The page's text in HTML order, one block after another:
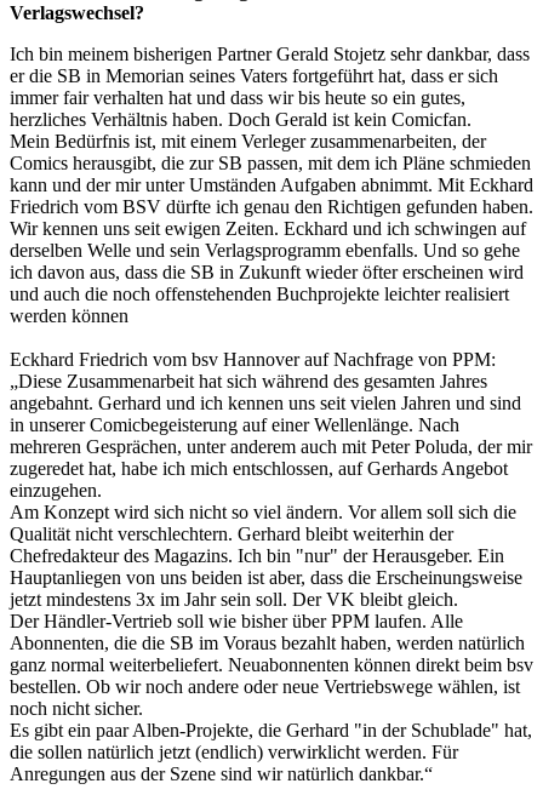
Verlagswechsel?
Ich bin meinem bisherigen Partner Gerald Stojetz sehr dankbar, dass
er die SB in Memorian seines Vaters fortgeführt hat, dass er sich
immer fair verhalten hat und dass wir bis heute so ein gutes,
herzliches Verhältnis haben. Doch Gerald ist kein Comicfan.
Mein Bedürfnis ist, mit einem Verleger zusammenarbeiten, der
Comics herausgibt, die zur SB passen, mit dem ich Pläne schmieden
kann und der mir unter Umständen Aufgaben abnimmt. Mit Eckhard
Friedrich vom BSV dürfte ich genau den Richtigen gefunden haben.
Wir kennen uns seit ewigen Zeiten. Eckhard und ich schwingen auf
derselben Welle und sein Verlagsprogramm ebenfalls. Und so gehe
ich davon aus, dass die SB in Zukunft wieder öfter erscheinen wird
und auch die noch offenstehenden Buchprojekte leichter realisiert
werden können
Eckhard Friedrich vom bsv Hannover auf Nachfrage von PPM:
„Diese Zusammenarbeit hat sich während des gesamten Jahres
angebahnt. Gerhard und ich kennen uns seit vielen Jahren und sind
in unserer Comicbegeisterung auf einer Wellenlänge. Nach
mehreren Gesprächen, unter anderem auch mit Peter Poluda, der mir
zugeredet hat, habe ich mich entschlossen, auf Gerhards Angebot
einzugehen.
Am Konzept wird sich nicht so viel ändern. Vor allem soll sich die
Qualität nicht verschlechtern. Gerhard bleibt weiterhin der
Chefredakteur des Magazins. Ich bin "nur" der Herausgeber. Ein
Hauptanliegen von uns beiden ist aber, dass die Erscheinungsweise
jetzt mindestens 3x im Jahr sein soll. Der VK bleibt gleich.
Der Händler-Vertrieb soll wie bisher über PPM laufen. Alle
Abonnenten, die die SB im Voraus bezahlt haben, werden natürlich
ganz normal weiterbeliefert. Neuabonnenten können direkt beim bsv
bestellen. Ob wir noch andere oder neue Vertriebswege wählen, ist
noch nicht sicher.
Es gibt ein paar Alben-Projekte, die Gerhard "in der Schublade" hat,
die sollen natürlich jetzt (endlich) verwirklicht werden. Für
Anregungen aus der Szene sind wir natürlich dankbar.“